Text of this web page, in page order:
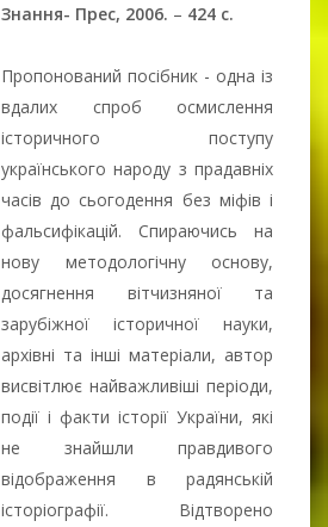
Знання- Прес, 2006. – 424 с.
Пропонований посібник - одна із
вдалих спроб осмислення
історичного поступу
українського народу з прадавніх
часів до сьогодення без міфів і
фальсифікацій. Спираючись на
нову методологічну основу,
досягнення вітчизняної та
зарубіжної історичної науки,
архівні та інші матеріали, автор
висвітлює найважливіші періоди,
події і факти історії України, які
не знайшли правдивого
відображення в радянській
історіографії. Відтворено